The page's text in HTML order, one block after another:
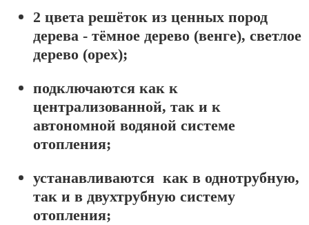
2 цвета решёток из ценных пород
дерева - тёмное дерево (венге), светлое
дерево (орех);
подключаются как к
централизованной, так и к
автономной водяной системе
отопления;
устанавливаются как в однотрубную,
так и в двухтрубную систему
отопления;